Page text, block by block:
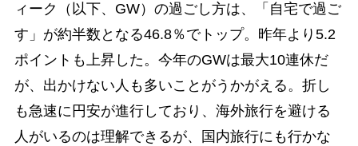
ィーク（以下、GW）の過ごし方は、「自宅で過ご
す」が約半数となる46.8％でトップ。昨年より5.2
ポイントも上昇した。今年のGWは最大10連休だ
が、出かけない人も多いことがうかがえる。折し
も急速に円安が進行しており、海外旅行を避ける
人がいるのは理解できるが、国内旅行にも行かな